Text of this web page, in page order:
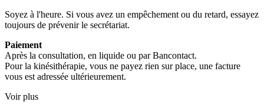
Soyez à l'heure. Si vous avez un empêchement ou du retard, essayez
toujours de prévenir le secrétariat.
Paiement
Après la consultation, en liquide ou par Bancontact.
Pour la kinésithérapie, vous ne payez rien sur place, une facture
vous est adressée ultérieurement.
Voir plus